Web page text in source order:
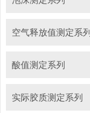
空气释放值测定系列
酸值测定系列
实际胶质测定系列